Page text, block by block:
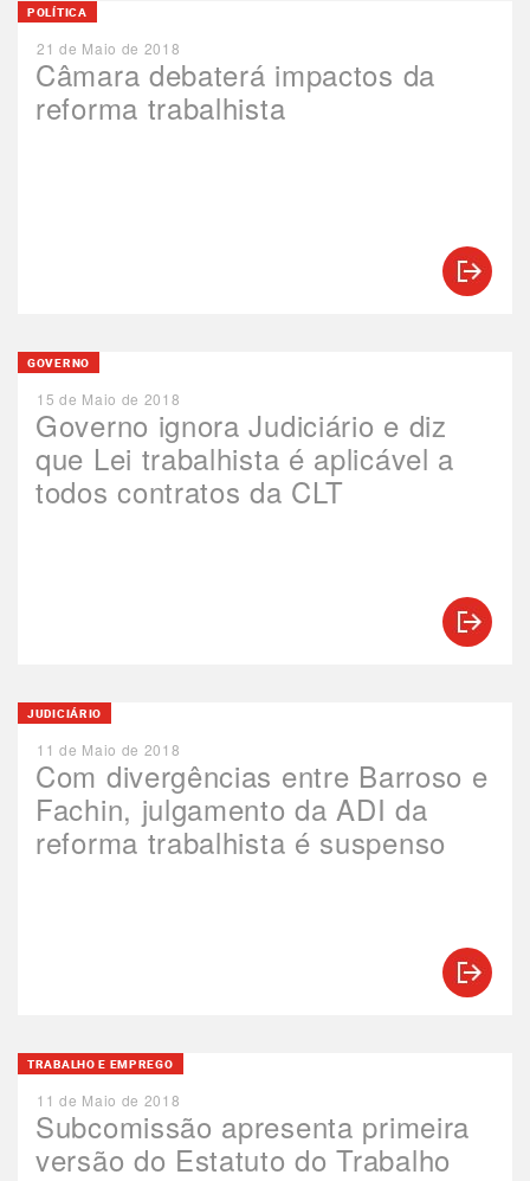
Câmara debaterá impactos da
reforma trabalhista
POLÍTICA
21 de Maio de 2018
Governo ignora Judiciário e diz
que Lei trabalhista é aplicável a
todos contratos da CLT
GOVERNO
15 de Maio de 2018
Com divergências entre Barroso e
Fachin, julgamento da ADI da
reforma trabalhista é suspenso
JUDICIÁRIO
11 de Maio de 2018
Subcomissão apresenta primeira
versão do Estatuto do Trabalho
TRABALHO E EMPREGO
11 de Maio de 2018